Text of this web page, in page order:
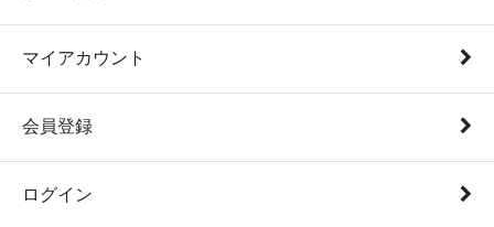
マイアカウント
会員登録
ログイン